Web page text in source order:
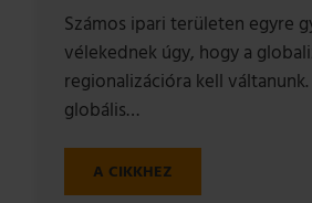
Számos ipari területen egyre
vélekednek úgy, hogy a
regionalizációra kell
globális…
A CIKKHEZ